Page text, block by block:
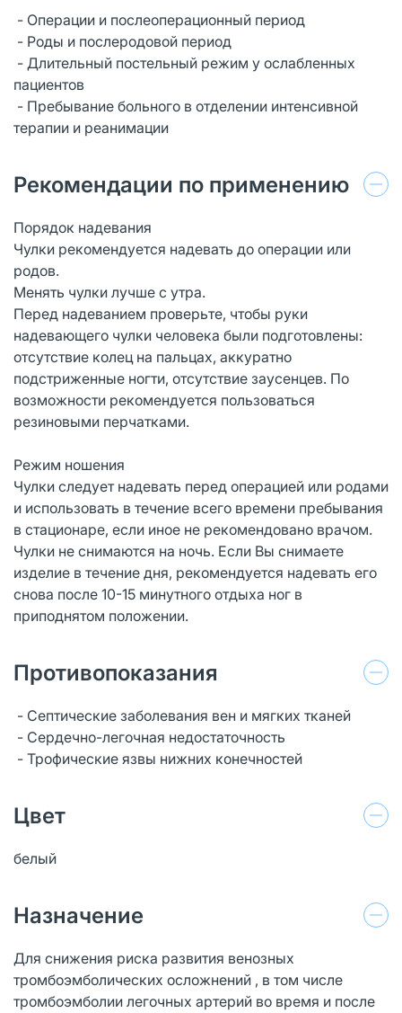
- Операции и послеоперационный период
- Роды и послеродовой период
- Длительный постельный режим у ослабленных
пациентов
- Пребывание больного в отделении интенсивной
терапии и реанимации
Рекомендации по применению
Порядок надевания
Чулки рекомендуется надевать до операции или
родов.
Менять чулки лучше с утра.
Перед надеванием проверьте, чтобы руки
надевающего чулки человека были подготовлены:
отсутствие колец на пальцах, аккуратно
подстриженные ногти, отсутствие заусенцев. По
возможности рекомендуется пользоваться
резиновыми перчатками.
Режим ношения
Чулки следует надевать перед операцией или родами
и использовать в течение всего времени пребывания
в стационаре, если иное не рекомендовано врачом.
Чулки не снимаются на ночь. Если Вы снимаете
изделие в течение дня, рекомендуется надевать его
снова после 10-15 минутного отдыха ног в
приподнятом положении.
Противопоказания
- Септические заболевания вен и мягких тканей
- Сердечно-легочная недостаточность
- Трофические язвы нижних конечностей
Цвет
белый
Назначение
Для снижения риска развития венозных
тромбоэмболических осложнений , в том числе
тромбоэмболии легочных артерий во время и после